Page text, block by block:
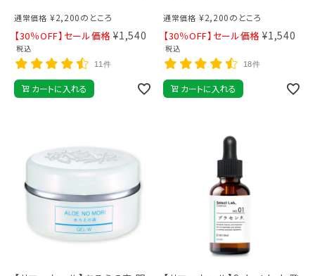
通常価格 ¥2,200のところ
【30％OFF】セール価格 ¥1,540
税込
11件
カートに入れる
通常価格 ¥2,200のところ
【30％OFF】セール価格 ¥1,540
税込
18件
カートに入れる